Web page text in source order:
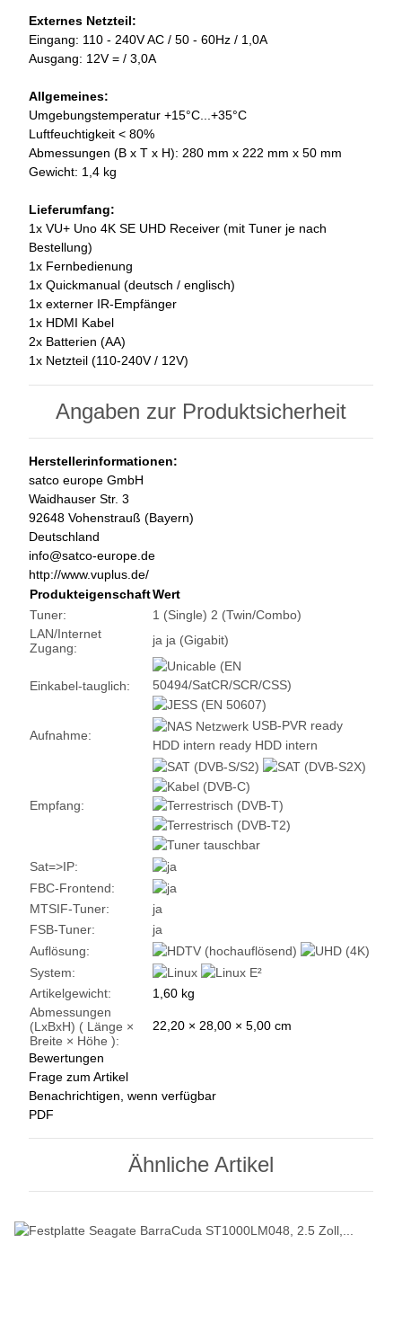
Externes Netzteil:
Eingang: 110 - 240V AC / 50 - 60Hz / 1,0A
Ausgang: 12V = / 3,0A
Allgemeines:
Umgebungstemperatur +15°C...+35°C
Luftfeuchtigkeit < 80%
Abmessungen (B x T x H): 280 mm x 222 mm x 50 mm
Gewicht: 1,4 kg
Lieferumfang:
1x VU+ Uno 4K SE UHD Receiver (mit Tuner je nach
Bestellung)
1x Fernbedienung
1x Quickmanual (deutsch / englisch)
1x externer IR-Empfänger
1x HDMI Kabel
2x Batterien (AA)
1x Netzteil (110-240V / 12V)
Angaben zur Produktsicherheit
Herstellerinformationen:
satco europe GmbH
Waidhauser Str. 3
92648 Vohenstrauß (Bayern)
Deutschland
info@satco-europe.de
http://www.vuplus.de/
ProdukteigenschaftWert
Tuner:
1 (Single) 2 (Twin/Combo)
LAN/Internet
Zugang:
ja ja (Gigabit)
Einkabel-tauglich:
Aufnahme:
USB-PVR ready
HDD intern ready HDD intern
Empfang:
Sat=>IP:
FBC-Frontend:
MTSIF-Tuner:
ja
FSB-Tuner:
ja
Auflösung:
System:
Artikelgewicht:
1,60 kg
Abmessungen
(LxBxH) ( Länge ×
Breite × Höhe ):
22,20 × 28,00 × 5,00 cm
Bewertungen
Frage zum Artikel
Benachrichtigen, wenn verfügbar
PDF
Ähnliche Artikel